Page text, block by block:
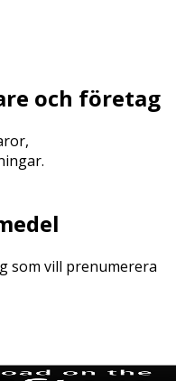
och företag
som vill prenumerera